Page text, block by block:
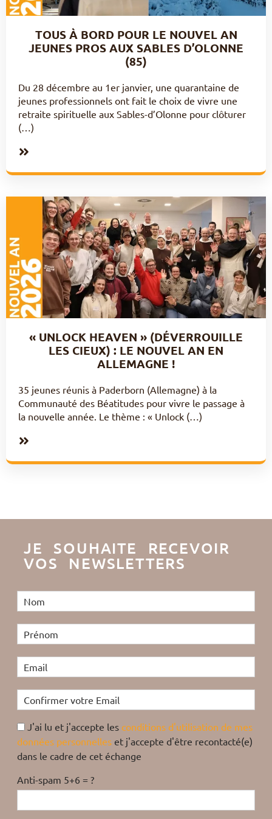
TOUS À BORD POUR LE NOUVEL AN
JEUNES PROS AUX SABLES D’OLONNE
(85)
Du 28 décembre au 1er janvier, une quarantaine de
jeunes professionnels ont fait le choix de vivre une
retraite spirituelle aux Sables-d’Olonne pour clôturer
(…)
« UNLOCK HEAVEN » (DÉVERROUILLE
LES CIEUX) : LE NOUVEL AN EN
ALLEMAGNE !
35 jeunes réunis à Paderborn (Allemagne) à la
Communauté des Béatitudes pour vivre le passage à
la nouvelle année. Le thème : « Unlock (…)
JE SOUHAITE RECEVOIR
VOS NEWSLETTERS
J'ai lu et j'accepte les conditions d'utilisation de mes
données personnelles et j'accepte d'être recontacté(e)
dans le cadre de cet échange
Anti-spam 5+6 = ?